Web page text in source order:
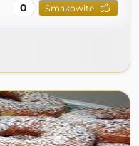
0 Smakowite